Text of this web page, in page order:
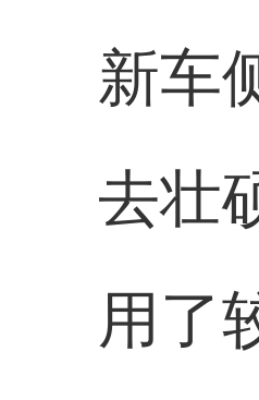
新车
去壮
用了